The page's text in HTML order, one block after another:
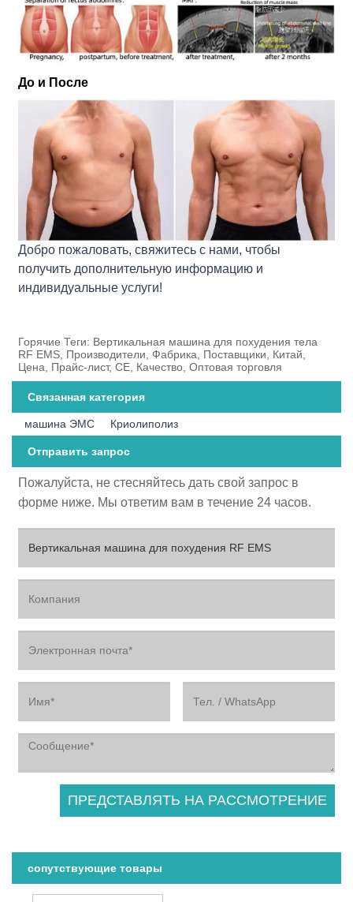
До и После
Добро пожаловать, свяжитесь с нами, чтобы
получить дополнительную информацию и
индивидуальные услуги!
Горячие Теги: Вертикальная машина для похудения тела
RF EMS, Производители, Фабрика, Поставщики, Китай,
Цена, Прайс-лист, CE, Качество, Оптовая торговля
Связанная категория
машина ЭМС Криолиполиз
Отправить запрос
Пожалуйста, не стесняйтесь дать свой запрос в
форме ниже. Мы ответим вам в течение 24 часов.
сопутствующие товары